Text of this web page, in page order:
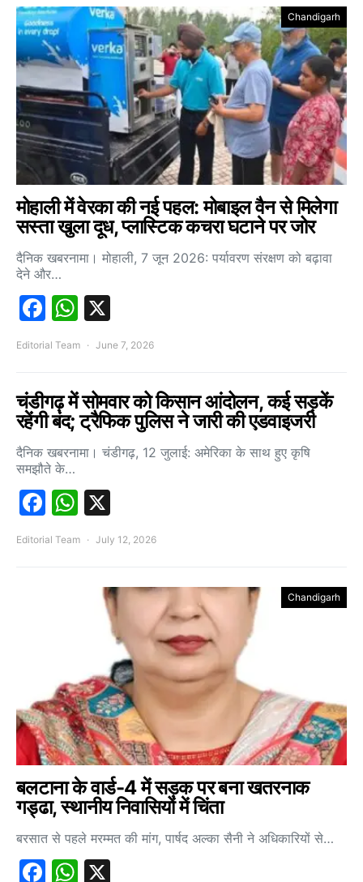
Chandigarh
मोहाली में वेरका की नई पहल: मोबाइल वैन से मिलेगा
सस्ता खुला दूध, प्लास्टिक कचरा घटाने पर जोर
दैनिक खबरनामा। मोहाली, 7 जून 2026: पर्यावरण संरक्षण को बढ़ावा
देने और…
Facebook
WhatsApp
Editorial Team June 7, 2026
चंडीगढ़ में सोमवार को किसान आंदोलन, कई सड़कें
रहेंगी बंद; ट्रैफिक पुलिस ने जारी की एडवाइजरी
दैनिक खबरनामा। चंडीगढ़, 12 जुलाई: अमेरिका के साथ हुए कृषि
समझौते के…
Facebook
WhatsApp
Editorial Team July 12, 2026
Chandigarh
बलटाना के वार्ड-4 में सड़क पर बना खतरनाक
गड्ढा, स्थानीय निवासियों में चिंता
बरसात से पहले मरम्मत की मांग, पार्षद अल्का सैनी ने अधिकारियों से…
Facebook
WhatsApp